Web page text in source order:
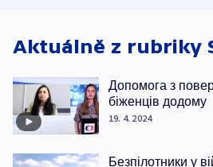
Aktuálně z rubriky
Допомога з
біженців додому
19. 4. 2024
Безпілотники у